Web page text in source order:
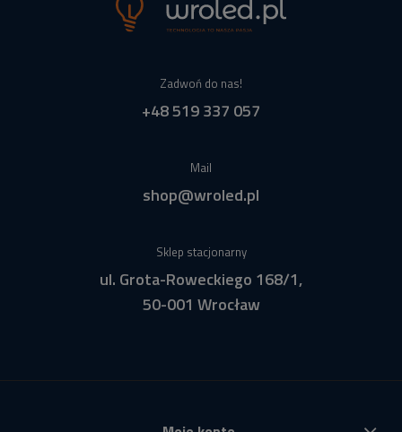
Zadwoń do nas!
+48 519 337 057
Mail
shop@wroled.pl
Sklep stacjonarny
ul. Grota-Roweckiego 168/1,
50-001 Wrocław